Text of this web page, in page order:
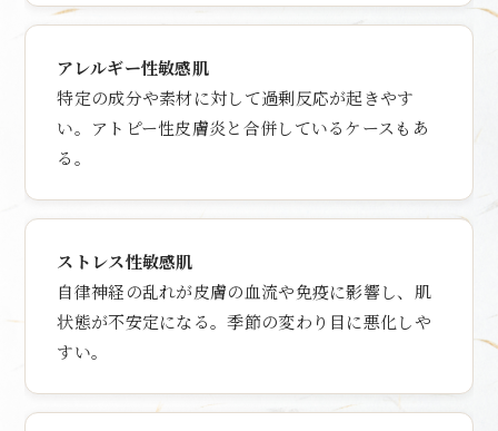
アレルギー性敏感肌
特定の成分や素材に対して過剰反応が起きやす
い。アトピー性皮膚炎と合併しているケースもあ
る。
ストレス性敏感肌
自律神経の乱れが皮膚の血流や免疫に影響し、肌
状態が不安定になる。季節の変わり目に悪化しや
すい。